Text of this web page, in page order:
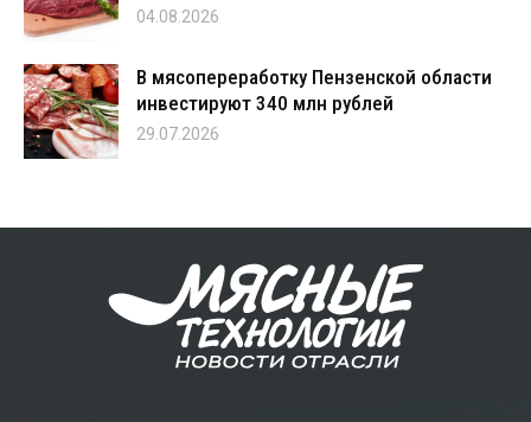
04.08.2026
В мясопереработку Пензенской области
инвестируют 340 млн рублей
29.07.2026